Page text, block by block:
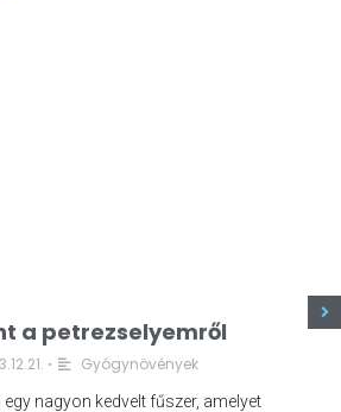
a petrezselyemről
• Gyógynövények
nagyon kedvelt fűszer, amelyet